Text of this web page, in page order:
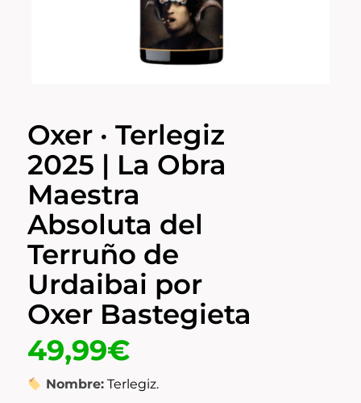
Oxer · Terlegiz
2025 | La Obra
Maestra
Absoluta del
Terruño de
Urdaibai por
Oxer Bastegieta
49,99€
Nombre:Terlegiz.